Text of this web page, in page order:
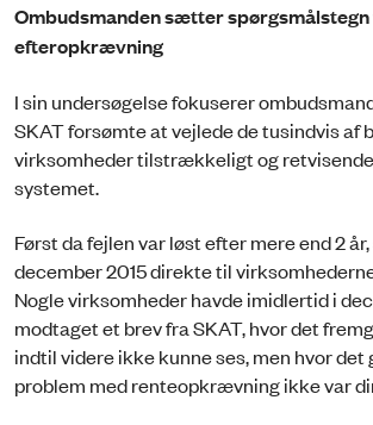
Ombudsmanden sætter spørgsmålstegn
efteropkrævning
I sin undersøgelse fokuserer
SKAT forsømte at vejlede de tusindvis af
virksomheder tilstrækkeligt og retvisende
systemet.
Først da fejlen var løst efter mere end 2
december 2015 direkte til
Nogle virksomheder havde imidlertid i
modtaget et brev fra SKAT, hvor det
indtil videre ikke kunne ses, men hvor det
problem med renteopkrævning ikke var